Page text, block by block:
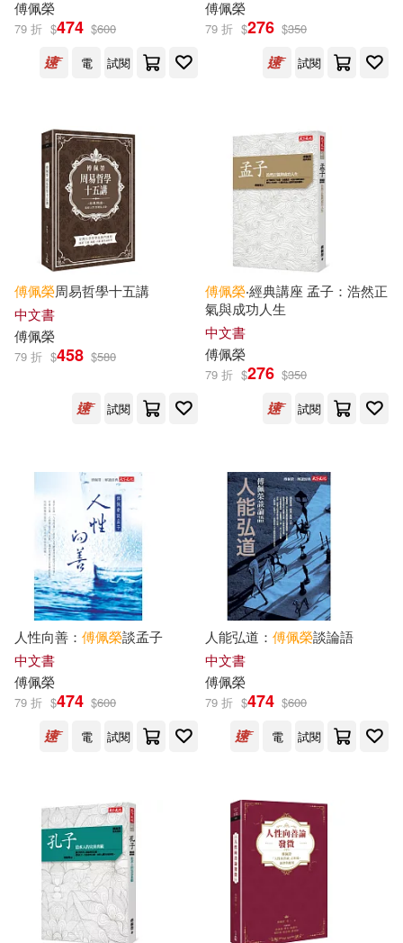
傅佩榮
79 折 $474 $600
電
試閱
傅佩榮
79 折 $276 $350
試閱
傅佩榮周易哲學十五講
中文書
傅佩榮
79 折 $458 $580
試閱
傅佩榮‧經典講座 孟子：浩然正
氣與成功人生
中文書
傅佩榮
79 折 $276 $350
試閱
人性向善： 傅佩榮談孟子
中文書
傅佩榮
79 折 $474 $600
電
試閱
人能弘道： 傅佩榮談論語
中文書
傅佩榮
79 折 $474 $600
電
試閱